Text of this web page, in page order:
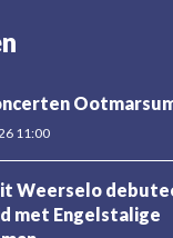
11:00
Weerselo
met Engelstalige